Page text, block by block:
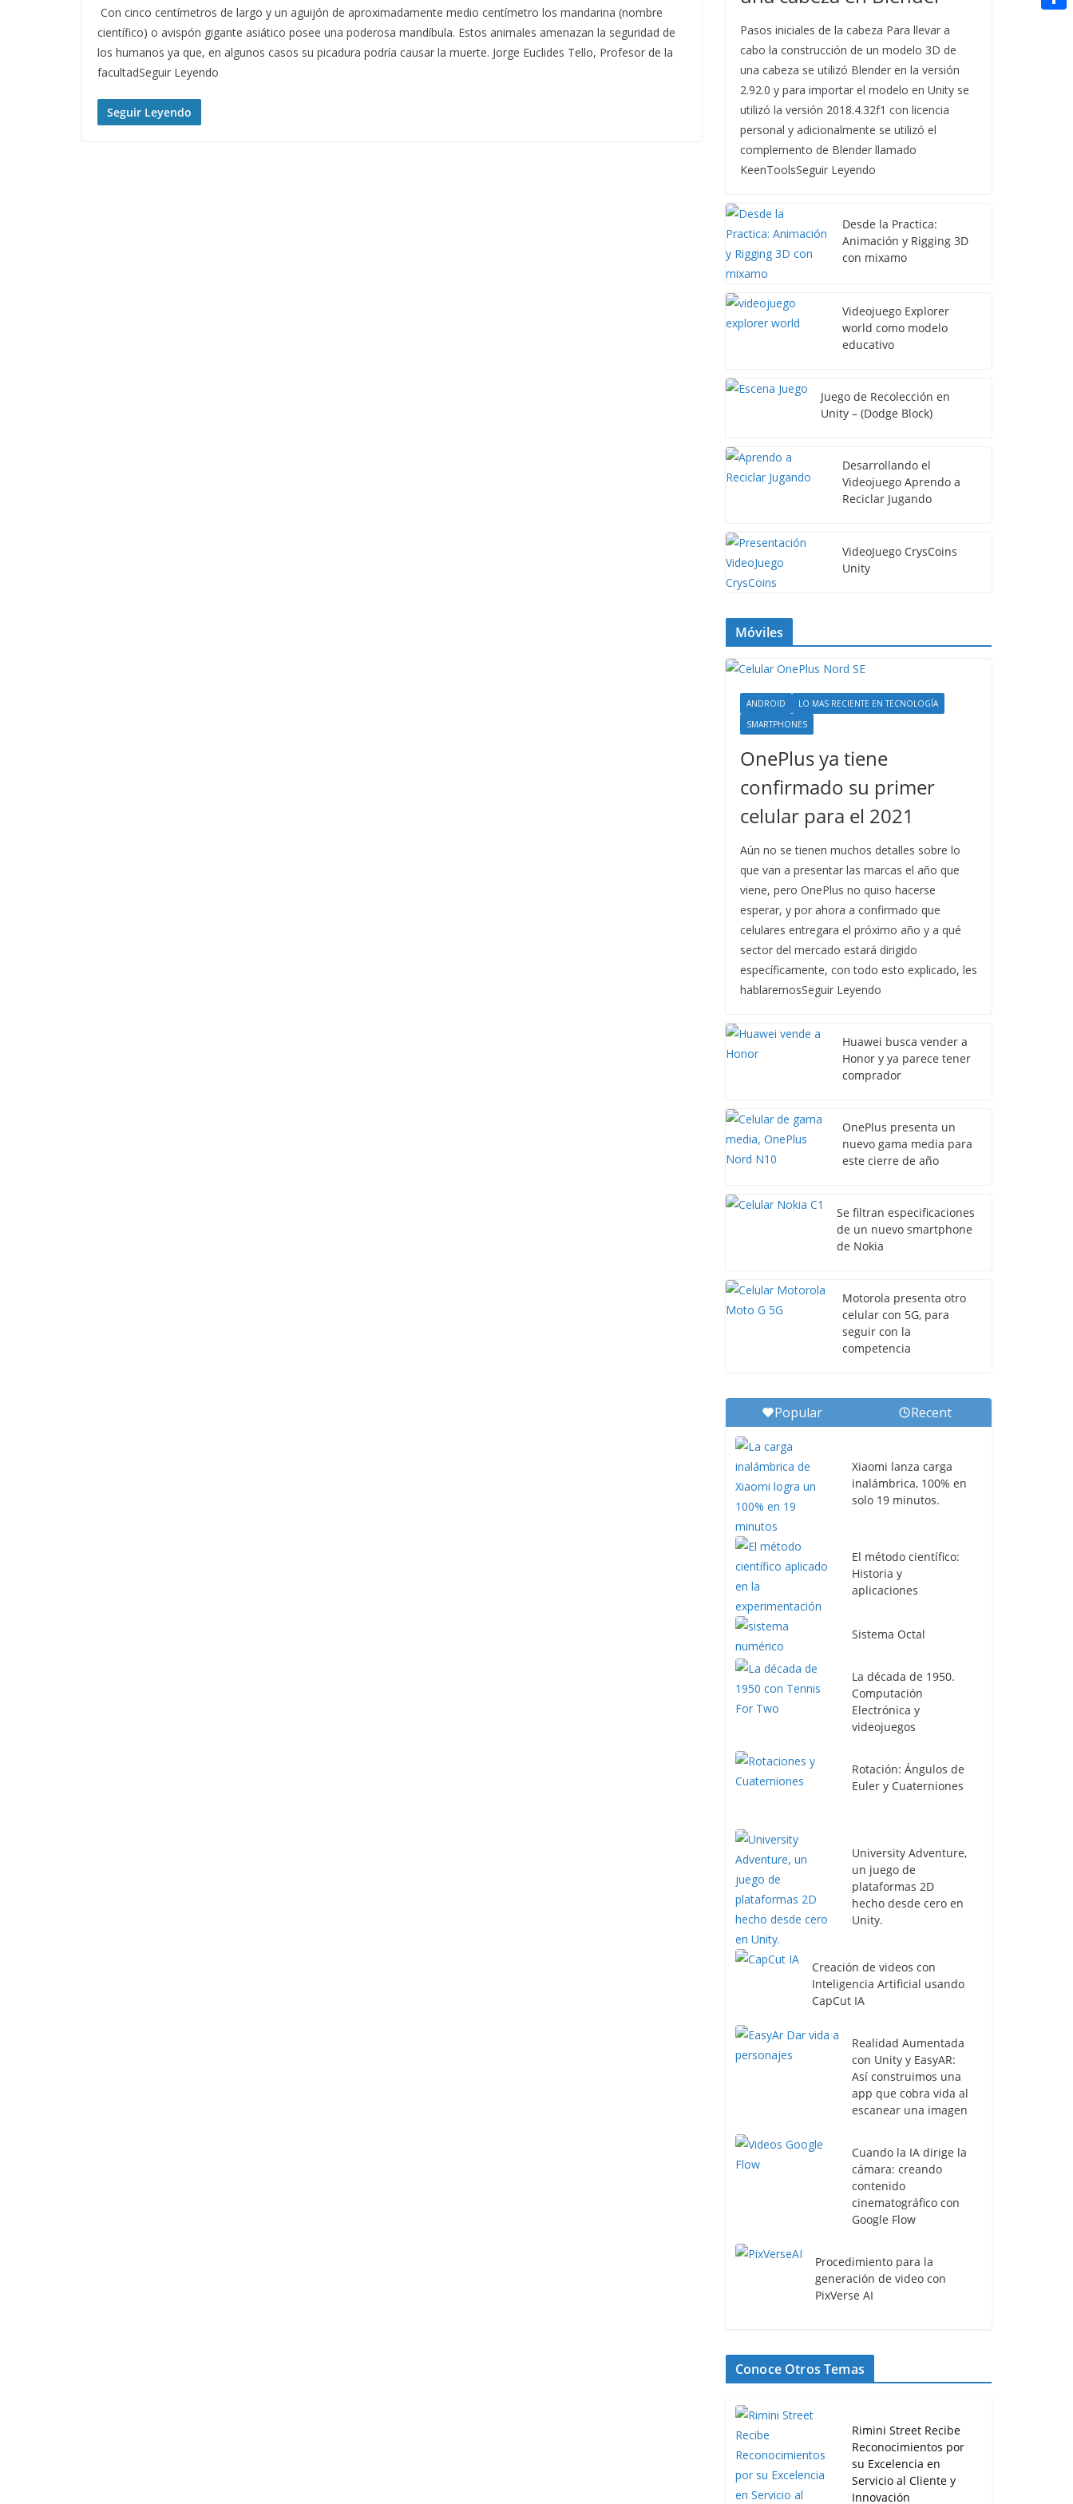
Con cinco centímetros de largo y un aguijón de aproximadamente medio centímetro los mandarina (nombre
científico) o avispón gigante asiático posee una poderosa mandíbula. Estos animales amenazan la seguridad de
los humanos ya que, en algunos casos su picadura podría causar la muerte. Jorge Euclides Tello, Profesor de la
facultadSeguir Leyendo
Seguir Leyendo
Pasos iniciales de la cabeza Para llevar a
cabo la construcción de un modelo 3D de
una cabeza se utilizó Blender en la versión
2.92.0 y para importar el modelo en Unity se
utilizó la versión 2018.4.32f1 con licencia
personal y adicionalmente se utilizó el
complemento de Blender llamado
KeenToolsSeguir Leyendo
Desde la Practica:
Animación y Rigging 3D
con mixamo
Videojuego Explorer
world como modelo
educativo
Juego de Recolección en
Unity – (Dodge Block)
Desarrollando el
Videojuego Aprendo a
Reciclar Jugando
VideoJuego CrysCoins
Unity
Móviles
ANDROID
LO MAS RECIENTE EN TECNOLOGÍA
SMARTPHONES
OnePlus ya tiene
confirmado su primer
celular para el 2021
Aún no se tienen muchos detalles sobre lo
que van a presentar las marcas el año que
viene, pero OnePlus no quiso hacerse
esperar, y por ahora a confirmado que
celulares entregara el próximo año y a qué
sector del mercado estará dirigido
específicamente, con todo esto explicado, les
hablaremosSeguir Leyendo
Huawei busca vender a
Honor y ya parece tener
comprador
OnePlus presenta un
nuevo gama media para
este cierre de año
Se filtran especificaciones
de un nuevo smartphone
de Nokia
Motorola presenta otro
celular con 5G, para
seguir con la
competencia
Popular Recent
Xiaomi lanza carga
inalámbrica, 100% en
solo 19 minutos.
El método científico:
Historia y
aplicaciones
Sistema Octal
La década de 1950.
Computación
Electrónica y
videojuegos
Rotación: Ángulos de
Euler y Cuaterniones
University Adventure,
un juego de
plataformas 2D
hecho desde cero en
Unity.
Creación de videos con
Inteligencia Artificial usando
CapCut IA
Realidad Aumentada
con Unity y EasyAR:
Así construimos una
app que cobra vida al
escanear una imagen
Cuando la IA dirige la
cámara: creando
contenido
cinematográfico con
Google Flow
Procedimiento para la
generación de video con
PixVerse AI
Conoce Otros Temas
Rimini Street Recibe
Reconocimientos por
su Excelencia en
Servicio al Cliente y
Innovación
n
a